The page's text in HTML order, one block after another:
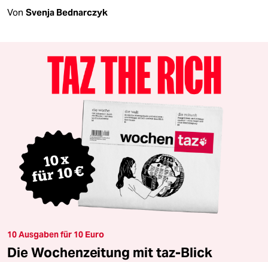
Von Svenja Bednarczyk
10 Ausgaben für 10 Euro
Die Wochenzeitung mit taz-Blick